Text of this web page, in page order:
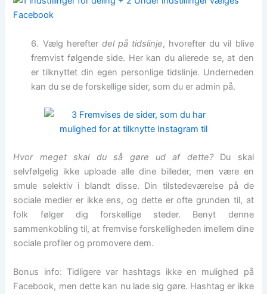
6. Vælg herefter del på tidslinje, hvorefter du vil blive
fremvist følgende side. Her kan du allerede se, at den
er tilknyttet din egen personlige tidslinje. Underneden
kan du se de forskellige sider, som du er admin på.
Hvor meget skal du så gøre ud af dette?Du skal
selvfølgelig ikke uploade alle dine billeder, men være en
smule selektiv i blandt disse. Din tilstedeværelse på de
sociale medier er ikke ens, og dette er ofte grunden til, at
folk følger dig forskellige steder. Benyt denne
sammenkobling til, at fremvise forskelligheden imellem dine
sociale profiler og promovere dem.
Bonus info: Tidligere var hashtags ikke en mulighed på
Facebook, men dette kan nu lade sig gøre. Hashtag er ikke